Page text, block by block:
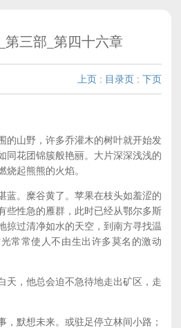
第三部_第四十六章
上页 : 目录页 : 下页
的山野，许多乔灌木的树叶就开始发
同花团锦簇般艳丽。大片深深浅浅的
烧起熊熊的火焰。
蓝。糜谷黄了。苹果在枝头如羞涩的
些性急的雁群，此时已经从鄂尔多斯
掠过清净如水的天空，到南方寻找温
常常使人不由生出许多莫名的激动
天，他总会迫不急待地走出矿区，走
，默想未来。或驻足停立林间小路；